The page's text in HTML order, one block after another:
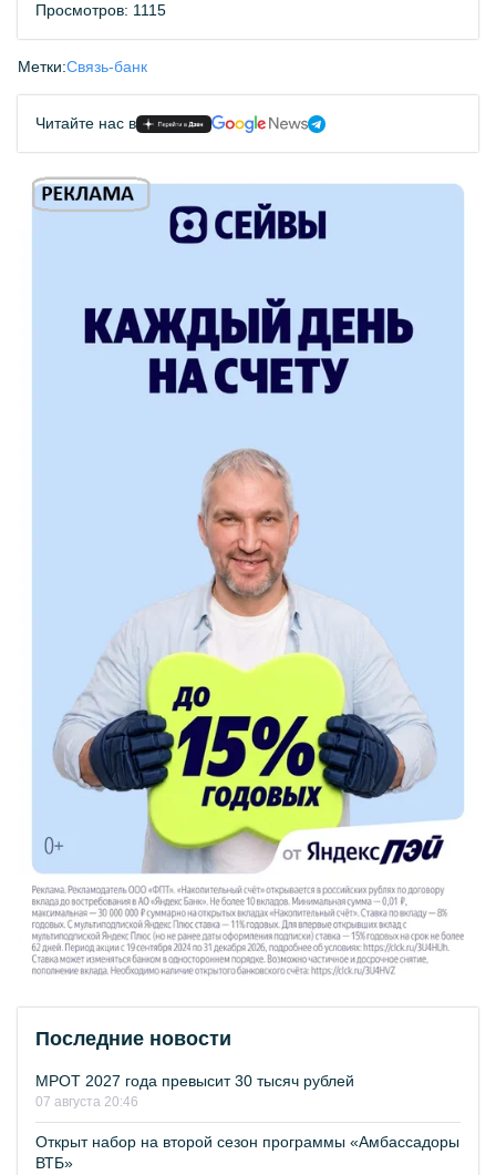
Просмотров: 1115
Метки:Связь-банк
Читайте нас в
Последние новости
МРОТ 2027 года превысит 30 тысяч рублей
07 августа 20:46
Открыт набор на второй сезон программы «Амбассадоры
ВТБ»